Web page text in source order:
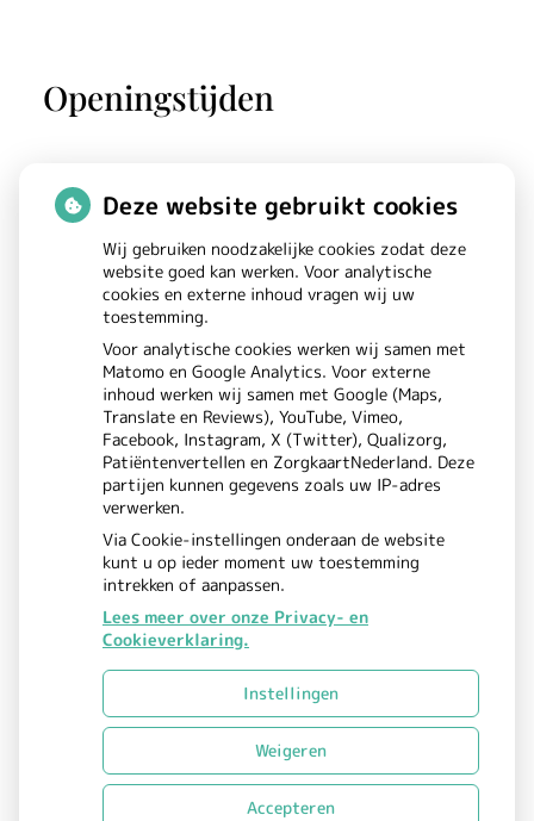
Openingstijden
Maandag:
Dinsdag:
08.00 - 17.00
Woensdag:
08.00 - 17.00
Donderdag:
08.00 - 17.00
Vrijdag:
08.00 - 17.00
Uw Zorg Online
Privacy verklaring|Cookie-
|Voorwaarden
Deze website gebruikt cookies
Wij gebruiken noodzakelijke cookies zodat deze
website goed kan werken. Voor analytische
cookies en externe inhoud vragen wij uw
toestemming.
Voor analytische cookies werken wij samen met
Matomo en Google Analytics. Voor externe
inhoud werken wij samen met Google (Maps,
Translate en Reviews), YouTube, Vimeo,
Facebook, Instagram, X (Twitter), Qualizorg,
Patiëntenvertellen en ZorgkaartNederland. Deze
partijen kunnen gegevens zoals uw IP-adres
verwerken.
Via Cookie-instellingen onderaan de website
kunt u op ieder moment uw toestemming
intrekken of aanpassen.
Lees meer over onze Privacy- en
Cookieverklaring.
Instellingen
Weigeren
Accepteren